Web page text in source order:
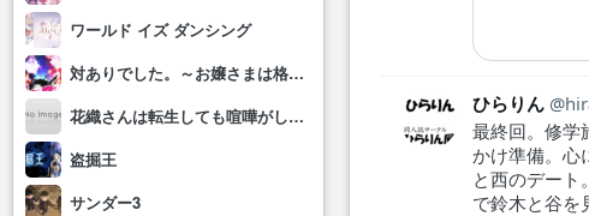
ワールド イズ ダンシング
対ありでした。～お嬢さまは格闘ゲームなんてしない～
花織さんは転生しても喧嘩がしたい
盗掘王
サンダー3
ひらりん
最終回。修学
かけ準備。
と西のデー
で鈴木と谷